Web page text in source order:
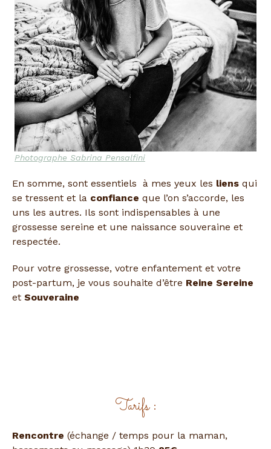
Photographe Sabrina Pensalfini
En somme, sont essentiels à mes yeux les liens qui
se tressent et la confiance que l’on s’accorde, les
uns les autres. Ils sont indispensables à une
grossesse sereine et une naissance souveraine et
respectée.
Pour votre grossesse, votre enfantement et votre
post-partum, je vous souhaite d’être Reine Sereine
et Souveraine
Tarifs:
Rencontre (échange / temps pour la maman,